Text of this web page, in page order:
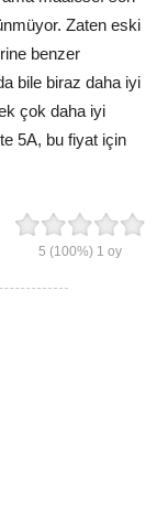
Zaten eski
benzer
bile biraz daha iyi
çok daha iyi
5A, bu fiyat için
5 (100%) 1 oy